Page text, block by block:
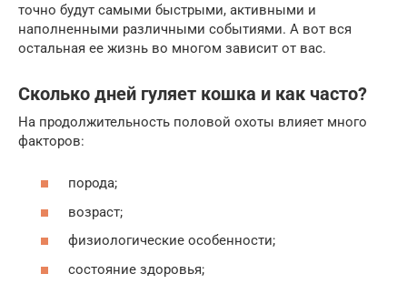
точно будут самыми быстрыми, активными и
наполненными различными событиями. А вот вся
остальная ее жизнь во многом зависит от вас.
Сколько дней гуляет кошка и как часто?
На продолжительность половой охоты влияет много
факторов:
порода;
возраст;
физиологические особенности;
состояние здоровья;